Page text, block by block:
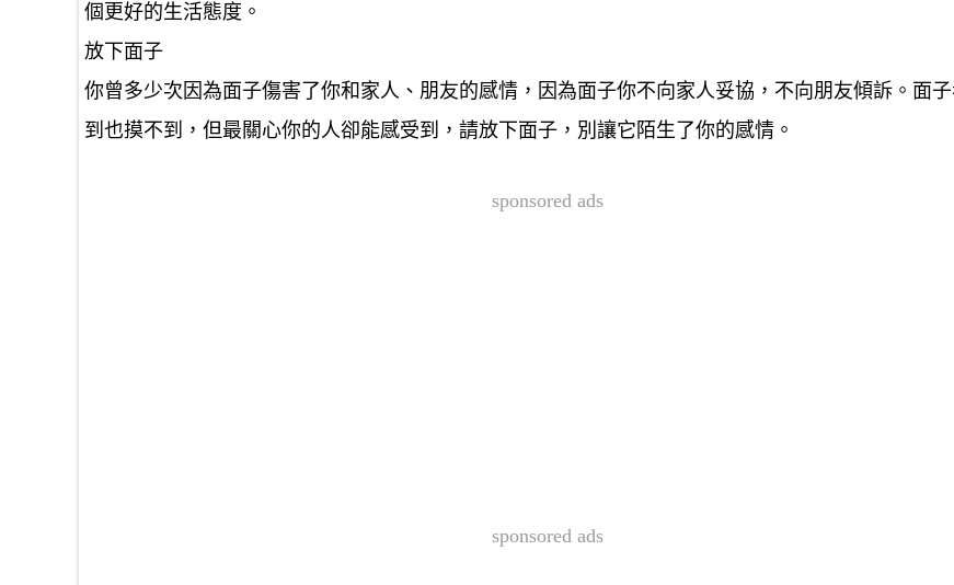
個更好的生活態度。
放下面子
你曾多少次因為面子傷害了你和家人、朋友的感情，因為面子你不向家人妥協，不向朋友傾訴。面
到也摸不到，但最關心你的人卻能感受到，請放下面子，別讓它陌生了你的感情。
sponsored ads
sponsored ads